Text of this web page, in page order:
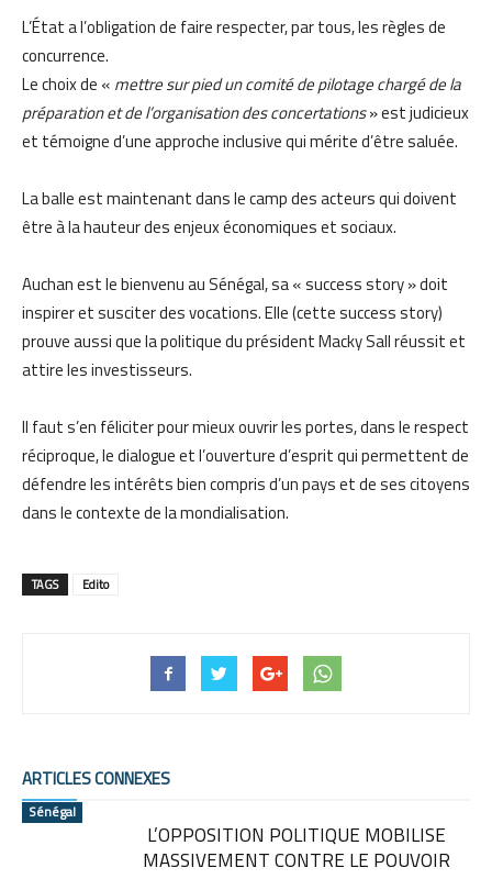
L’État a l’obligation de faire respecter, par tous, les règles de
concurrence.
Le choix de « mettre sur pied un comité de pilotage chargé de la
préparation et de l’organisation des concertations» est judicieux
et témoigne d’une approche inclusive qui mérite d’être saluée.
La balle est maintenant dans le camp des acteurs qui doivent
être à la hauteur des enjeux économiques et sociaux.
Auchan est le bienvenu au Sénégal, sa « success story » doit
inspirer et susciter des vocations. Elle (cette success story)
prouve aussi que la politique du président Macky Sall réussit et
attire les investisseurs.
Il faut s’en féliciter pour mieux ouvrir les portes, dans le respect
réciproque, le dialogue et l’ouverture d’esprit qui permettent de
défendre les intérêts bien compris d’un pays et de ses citoyens
dans le contexte de la mondialisation.
TAGS Edito
ARTICLES CONNEXES
Sénégal
L’OPPOSITION POLITIQUE MOBILISE
MASSIVEMENT CONTRE LE POUVOIR